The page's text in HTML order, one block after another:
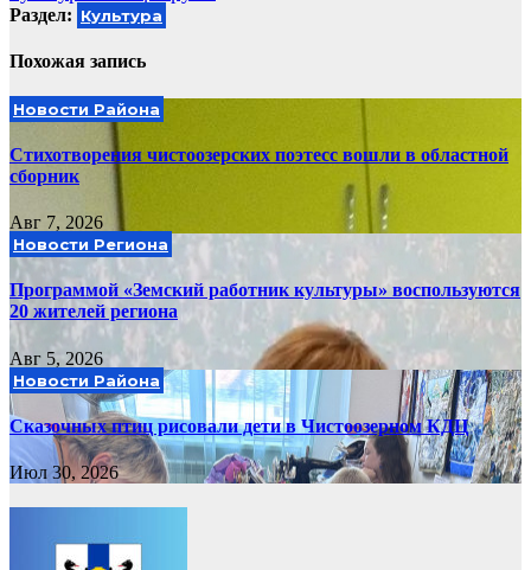
Раздел: Культура
Похожая запись
Новости Района
Стихотворения чистоозерских поэтесс вошли в областной
сборник
Авг 7, 2026
Новости Региона
Программой «Земский работник культуры» воспользуются
20 жителей региона
Авг 5, 2026
Новости Района
Сказочных птиц рисовали дети в Чистоозерном КДЦ
Июл 30, 2026